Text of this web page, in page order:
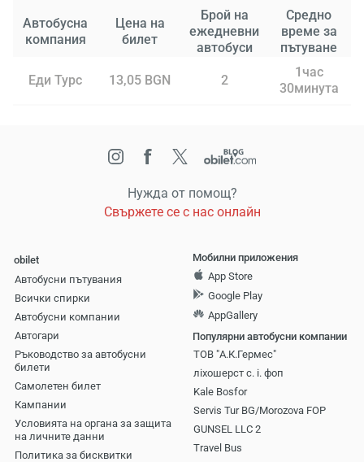
Автобусна
компания
Цена на
билет
Брой на
ежедневни
автобуси
Средно
време за
пътуване
Еди Турс 13,05 BGN 2
1час
30минута
Нужда от помощ?
Свържете се с нас онлайн
obilet
Автобусни пътувания
Всички спирки
Автобусни компании
Aвтогари
Ръководство за автобусни
билети
Самолетен билет
Кампании
Условията на органа за защита
на личните данни
Политика за бисквитки
Мобилни приложения
App Store
Google Play
AppGallery
Популярни автобусни компании
ТОВ "А.К.Гермес"
ліхошерст с. і. фоп
Kale Bosfor
Servis Tur BG/Morozova FOP
GUNSEL LLC 2
Travel Bus